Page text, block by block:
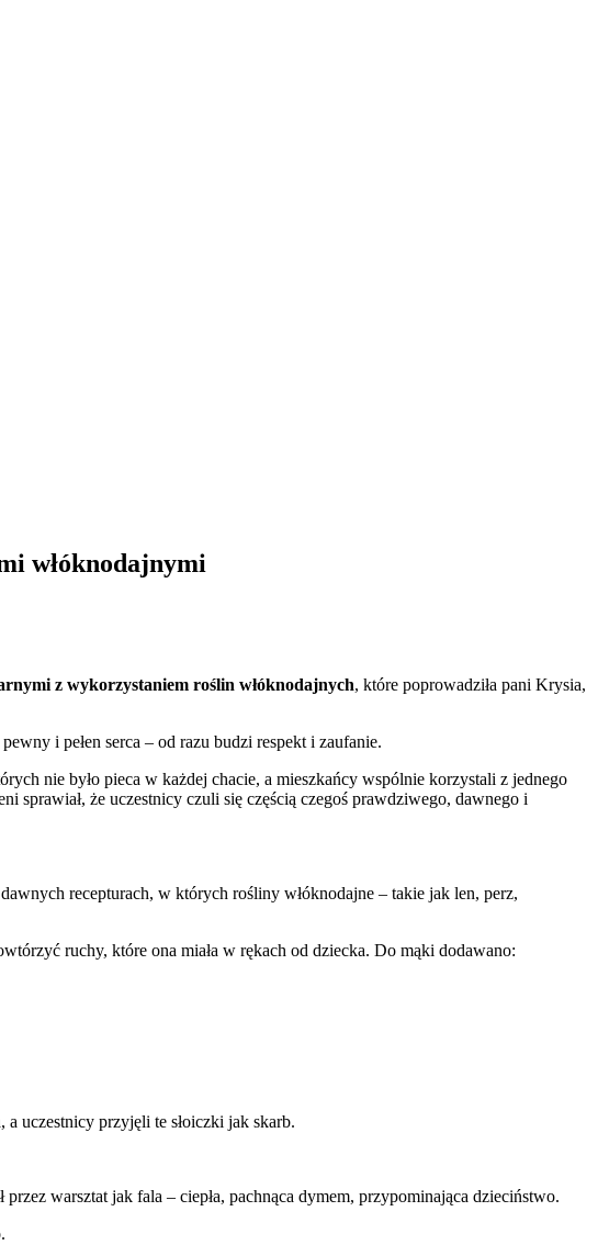
włóknodajnymi
z wykorzystaniem roślin włóknodajnych, które poprowadziła pani Krysia,
i pełen serca – od razu budzi respekt i zaufanie.
nie było pieca w każdej chacie, a mieszkańcy wspólnie korzystali z jednego
sprawiał, że uczestnicy czuli się częścią czegoś prawdziwego, dawnego i
recepturach, w których rośliny włóknodajne – takie jak len, perz,
ruchy, które ona miała w rękach od dziecka. Do mąki dodawano:
a uczestnicy przyjęli te słoiczki jak skarb.
warsztat jak fala – ciepła, pachnąca dymem, przypominająca dzieciństwo.